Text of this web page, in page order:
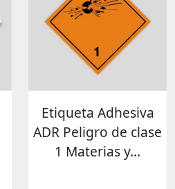
Etiqueta Adhesiva
ADR Peligro de clase
1 Materias y...